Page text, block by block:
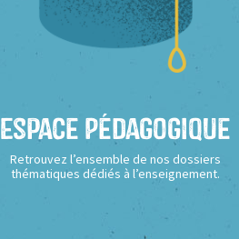
Espace Pédagogique
Retrouvez l’ensemble de nos dossiers
thématiques dédiés à l’enseignement.